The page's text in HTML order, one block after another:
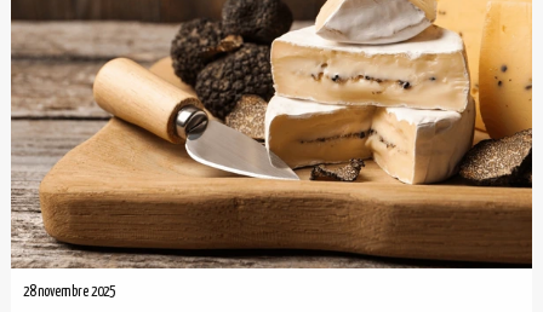
28 novembre 2025